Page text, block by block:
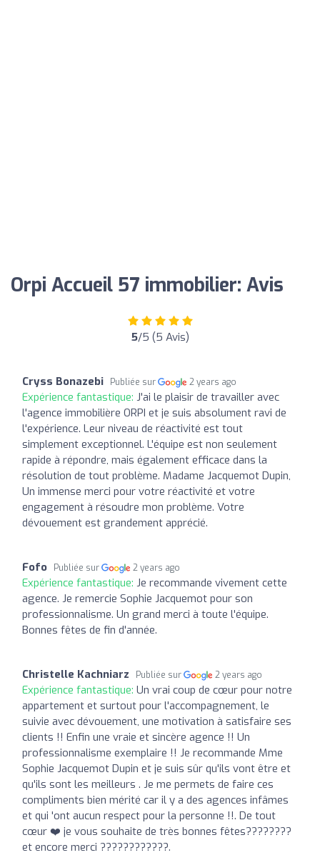
Orpi Accueil 57 immobilier: Avis
5/5 (5 Avis)
Cryss Bonazebi Publiée sur 2 years ago
Expérience fantastique: J'ai le plaisir de travailler avec
l'agence immobilière ORPI et je suis absolument ravi de
l'expérience. Leur niveau de réactivité est tout
simplement exceptionnel. L'équipe est non seulement
rapide à répondre, mais également efficace dans la
résolution de tout problème. Madame Jacquemot Dupin,
Un immense merci pour votre réactivité et votre
engagement à résoudre mon problème. Votre
dévouement est grandement apprécié.
Fofo Publiée sur 2 years ago
Expérience fantastique: Je recommande vivement cette
agence. Je remercie Sophie Jacquemot pour son
professionnalisme. Un grand merci à toute l'équipe.
Bonnes fêtes de fin d'année.
Christelle Kachniarz Publiée sur 2 years ago
Expérience fantastique: Un vrai coup de cœur pour notre
appartement et surtout pour l'accompagnement, le
suivie avec dévouement, une motivation à satisfaire ses
clients !! Enfin une vraie et sincère agence !! Un
professionnalisme exemplaire !! Je recommande Mme
Sophie Jacquemot Dupin et je suis sûr qu'ils vont être et
qu'ils sont les meilleurs . Je me permets de faire ces
compliments bien mérité car il y a des agences infâmes
et qui 'ont aucun respect pour la personne !!. De tout
cœur ❤️ je vous souhaite de très bonnes fêtes????????
et encore merci ????????????.